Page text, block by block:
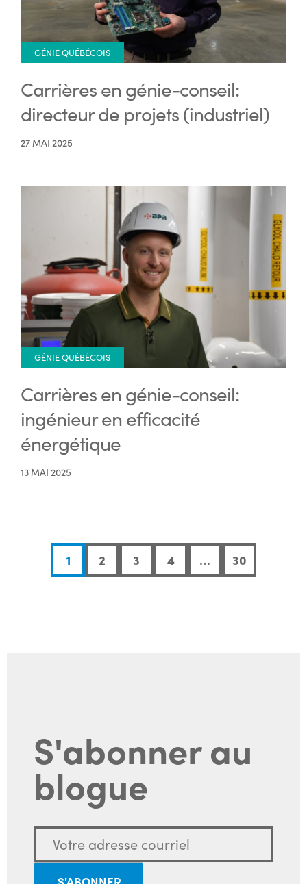
GÉNIE QUÉBÉCOIS
Carrières en génie-conseil:
directeur de projets (industriel)
27 MAI 2025
GÉNIE QUÉBÉCOIS
Carrières en génie-conseil:
ingénieur en efficacité
énergétique
13 MAI 2025
1 2 3 4 … 30
S'abonner au
blogue